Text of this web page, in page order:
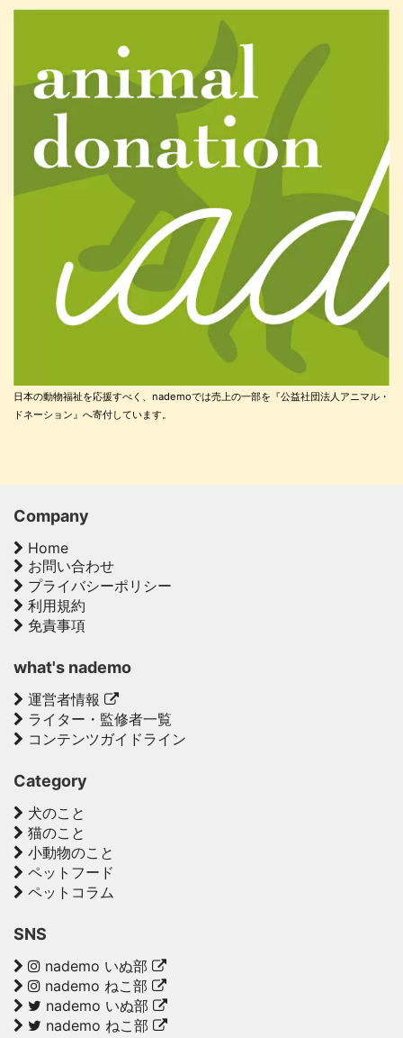
日本の動物福祉を応援すべく、nademoでは売上の一部を『公益社団法人アニマル・
ドネーション』へ寄付しています。
Company
Home
お問い合わせ
プライバシーポリシー
利用規約
免責事項
what's nademo
運営者情報
ライター・監修者一覧
コンテンツガイドライン
Category
犬のこと
猫のこと
小動物のこと
ペットフード
ペットコラム
SNS
nademo いぬ部
nademo ねこ部
nademo いぬ部
nademo ねこ部